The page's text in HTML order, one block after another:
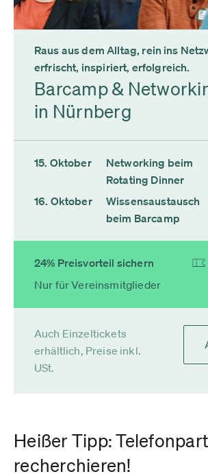
Raus aus dem Alltag, rein ins
erfrischt, inspiriert, erfolgreich.
Barcamp &
in Nürnberg
15. Oktober
Networking beim
Rotating Dinner
16. Oktober
Wissensaustausch
beim Barcamp
24% Preisvorteil sichern
Nur für Vereinsmitglieder
Auch Einzeltickets
erhältlich, Preise inkl.
USt.
Heißer Tipp:
recherchieren!